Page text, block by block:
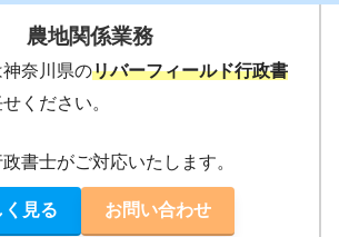
農地関係業務
奈川県のリバーフィールド行政書
ください。
書士がご対応いたします。
く見る お問い合わせ